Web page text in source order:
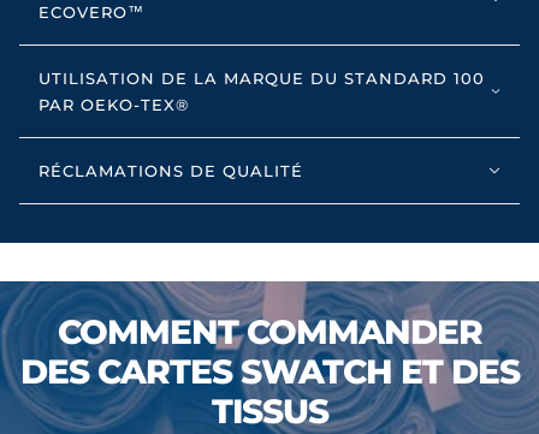
ECOVERO™
UTILISATION DE LA MARQUE DU STANDARD 100
PAR OEKO-TEX®
RÉCLAMATIONS DE QUALITÉ
COMMENT COMMANDER
DES CARTES SWATCH ET DES
TISSUS